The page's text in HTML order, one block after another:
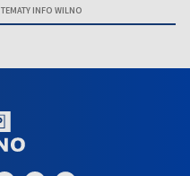
TEMATY INFO WILNO